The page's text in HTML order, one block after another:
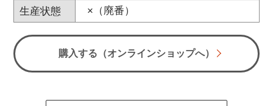
生産状態
×（廃番）
購入する（オンラインショップへ）